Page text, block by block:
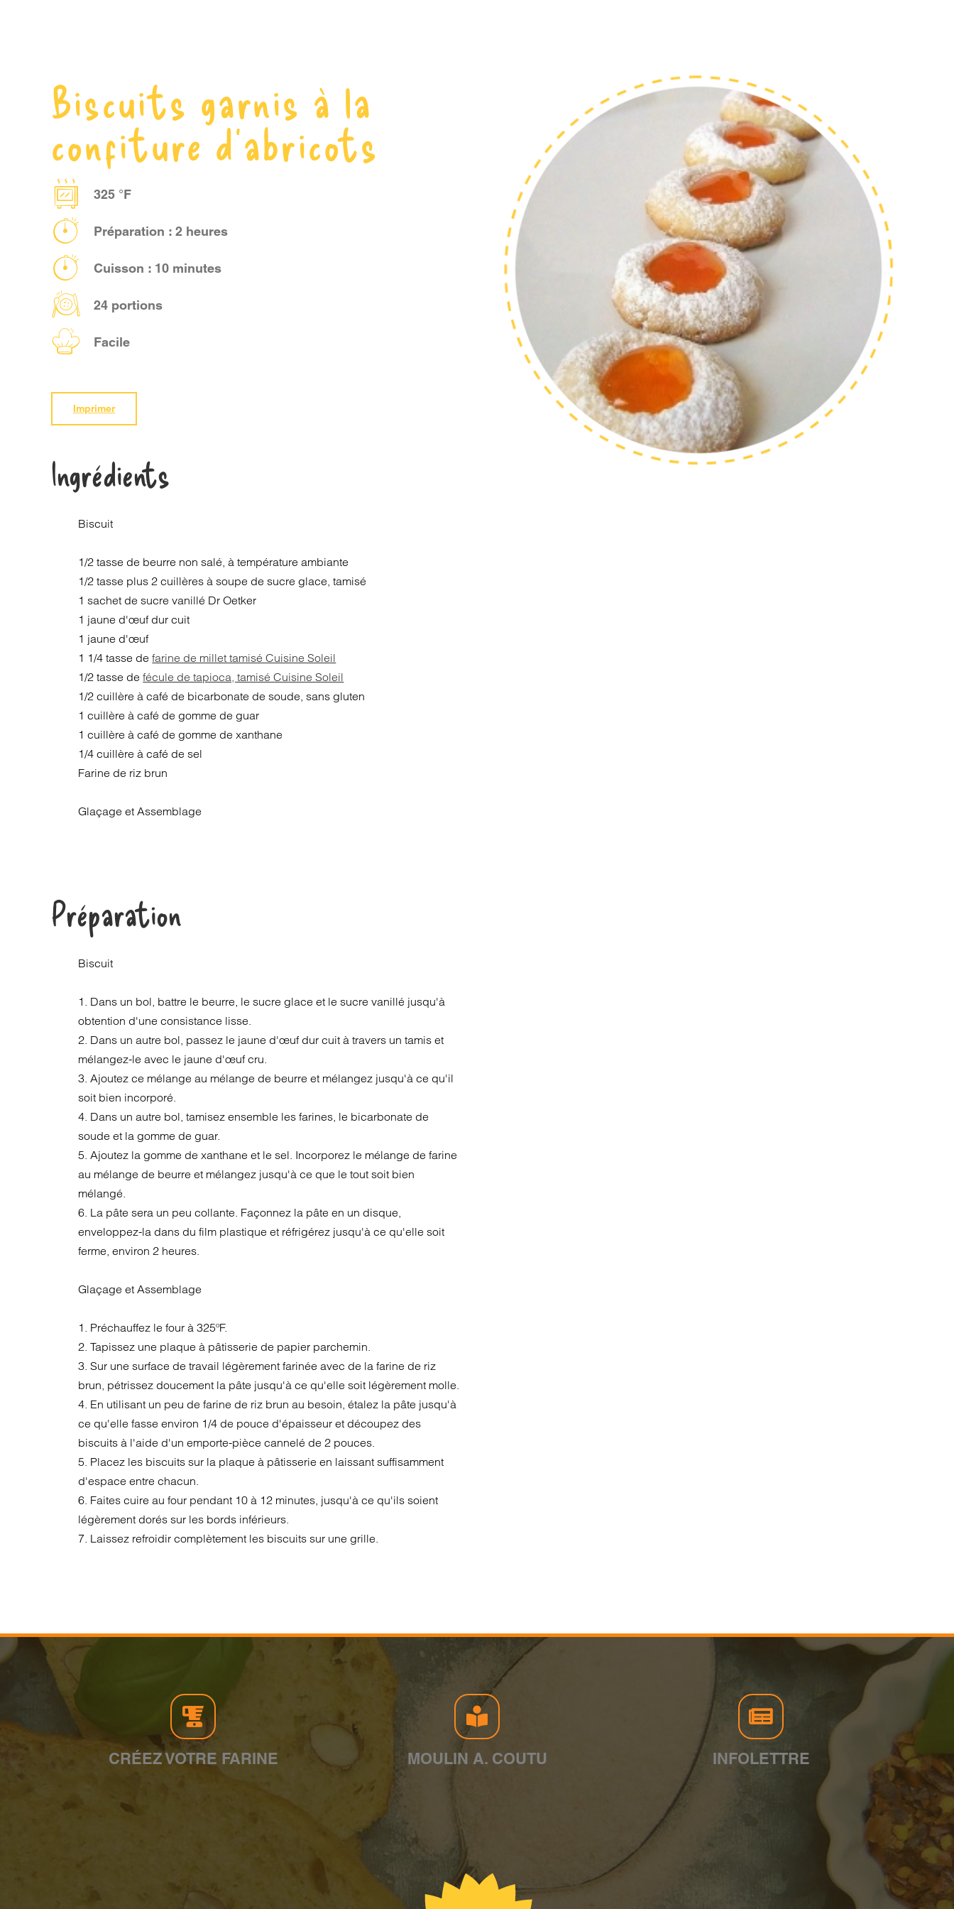
Biscuits garnis à la
confiture d’abricots
325 °F
Préparation : 2 heures
Cuisson : 10 minutes
24 portions
Facile
Imprimer
Ingrédients
Biscuit
1/2 tasse de beurre non salé, à température ambiante
1/2 tasse plus 2 cuillères à soupe de sucre glace, tamisé
1 sachet de sucre vanillé Dr Oetker
1 jaune d'œuf dur cuit
1 jaune d'œuf
1 1/4 tasse defarine de millet tamisé Cuisine Soleil
1/2 tasse defécule de tapioca, tamisé Cuisine Soleil
1/2 cuillère à café de bicarbonate de soude, sans gluten
1 cuillère à café de gomme de guar
1 cuillère à café de gomme de xanthane
1/4 cuillère à café de sel
Farine de riz brun
Glaçage et Assemblage
Préparation
Biscuit
1. Dans un bol, battre le beurre, le sucre glace et le sucre vanillé jusqu'à
obtention d'une consistance lisse.
2. Dans un autre bol, passez le jaune d'œuf dur cuit à travers un tamis et
mélangez-le avec le jaune d'œuf cru.
3. Ajoutez ce mélange au mélange de beurre et mélangez jusqu'à ce qu'il
soit bien incorporé.
4. Dans un autre bol, tamisez ensemble les farines, le bicarbonate de
soude et la gomme de guar.
5. Ajoutez la gomme de xanthane et le sel. Incorporez le mélange de farine
au mélange de beurre et mélangez jusqu'à ce que le tout soit bien
mélangé.
6. La pâte sera un peu collante. Façonnez la pâte en un disque,
enveloppez-la dans du film plastique et réfrigérez jusqu'à ce qu'elle soit
ferme, environ 2 heures.
Glaçage et Assemblage
1. Préchauffez le four à 325ºF.
2. Tapissez une plaque à pâtisserie de papier parchemin.
3. Sur une surface de travail légèrement farinée avec de la farine de riz
brun, pétrissez doucement la pâte jusqu'à ce qu'elle soit légèrement molle.
4. En utilisant un peu de farine de riz brun au besoin, étalez la pâte jusqu'à
ce qu'elle fasse environ 1/4 de pouce d'épaisseur et découpez des
biscuits à l'aide d'un emporte-pièce cannelé de 2 pouces.
5. Placez les biscuits sur la plaque à pâtisserie en laissant suffisamment
d'espace entre chacun.
6. Faites cuire au four pendant 10 à 12 minutes, jusqu'à ce qu'ils soient
légèrement dorés sur les bords inférieurs.
7. Laissez refroidir complètement les biscuits sur une grille.
CRÉEZ VOTRE FARINE MOULIN A. COUTU INFOLETTRE